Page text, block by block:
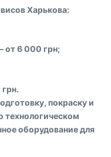
Харькова:
от6 000 грн;
.
покраску и
технологическом
оборудование для